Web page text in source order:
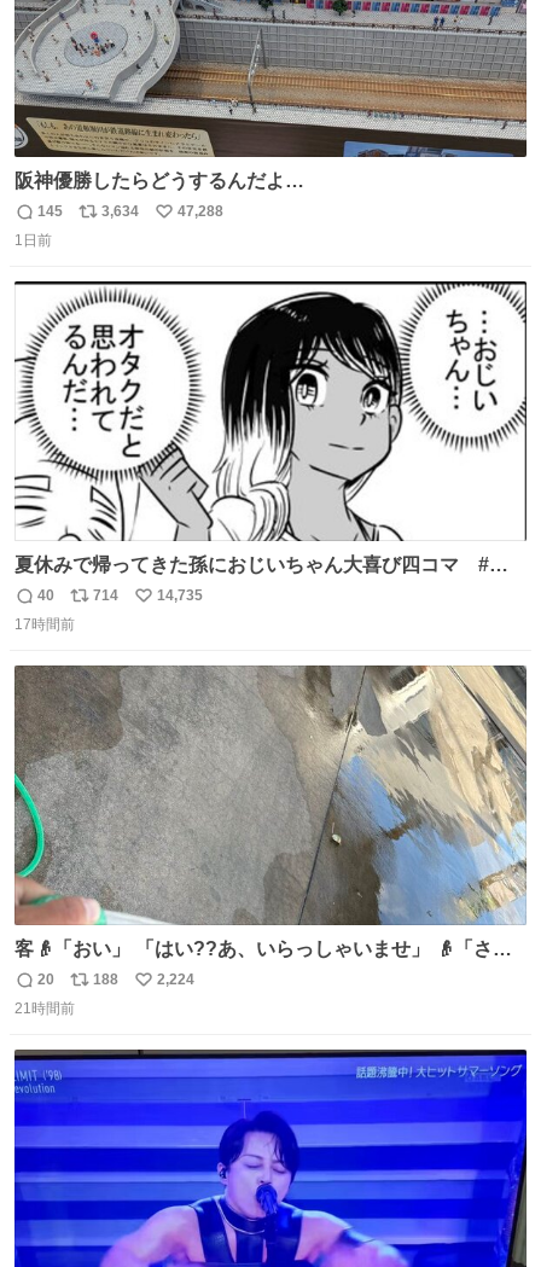
阪神優勝したらどうするんだよ…
返
信
145
リ
ト
数
3,634
い
数
47,288
1日前
夏休みで帰ってきた孫におじいちゃん大喜び四コマ #四
コマ漫画 #Web漫画 #漫画が読めるハッシュタグ
返
信
40
リ
ポ
ト
数
714
い
数
14,735
17時間前
客👴「おい」 「はい??あ、いらっしゃいませ」 👴「さっ
きからずっと水出しっぱなしでもったいないだろ」 「静電
気を逃がし、熱くなった地面の温度を下げ、引火事故の防
ことをするな!!」 それでは歌います、聞いてください 「井
戸水」
返
信
20
リ
ポ
ト
188
い
数
2,224
21時間前